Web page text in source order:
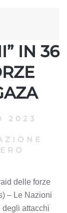
IN 36
2023
delle forze
– Le Nazioni
degli attacchi